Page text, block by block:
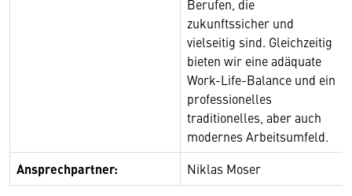
Berufen, die
zukunftssicher und
vielseitig sind. Gleichzeitig
bieten wir eine adäquate
Work-Life-Balance und ein
professionelles
traditionelles, aber auch
modernes Arbeitsumfeld.
Ansprechpartner: Niklas Moser